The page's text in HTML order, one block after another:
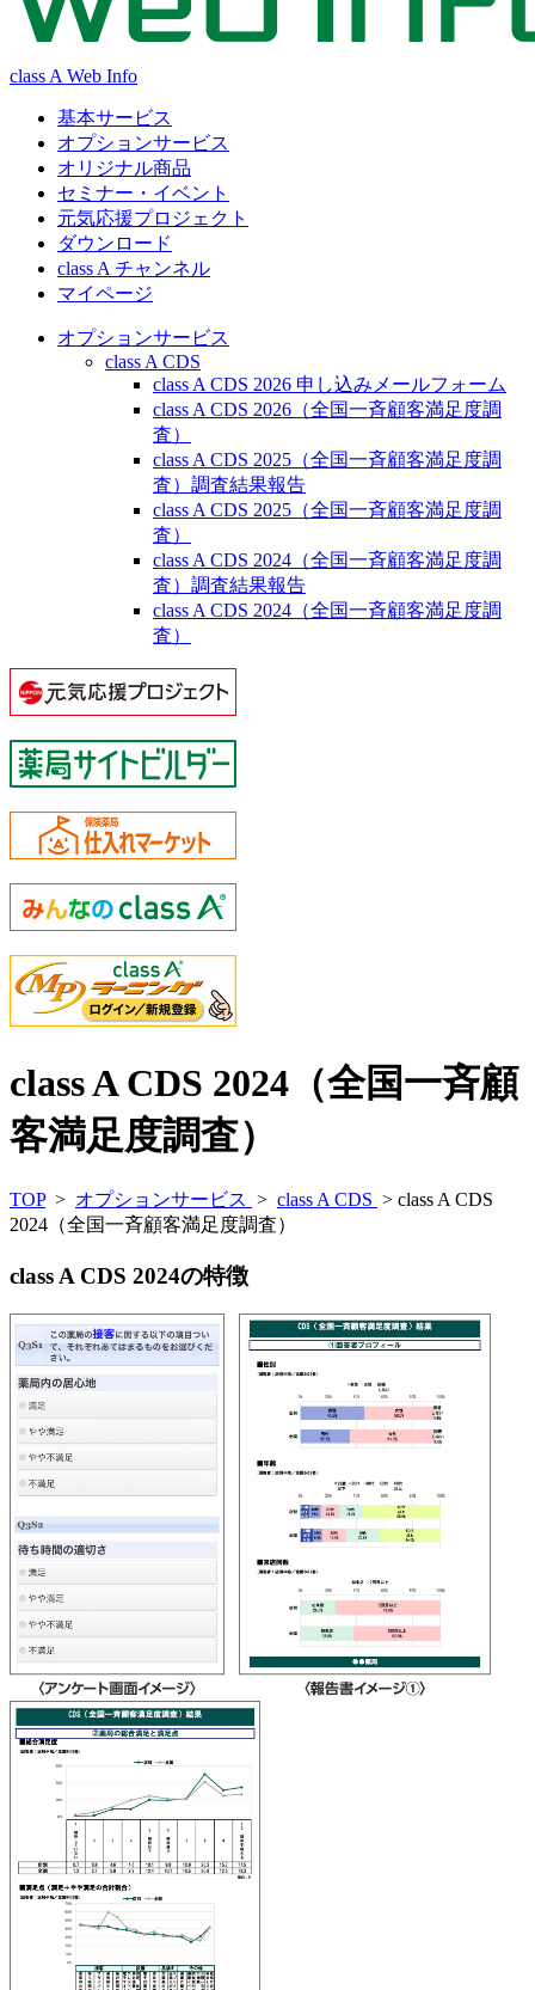
class A Web Info
基本サービス
オプションサービス
オリジナル商品
セミナー・イベント
元気応援プロジェクト
ダウンロード
class A チャンネル
マイページ
オプションサービス
class A CDS
class A CDS 2026 申し込みメールフォーム
class A CDS 2026（全国一斉顧客満足度調
査）
class A CDS 2025（全国一斉顧客満足度調
査）調査結果報告
class A CDS 2025（全国一斉顧客満足度調
査）
class A CDS 2024（全国一斉顧客満足度調
査）調査結果報告
class A CDS 2024（全国一斉顧客満足度調
査）
class A CDS 2024（全国一斉顧
客満足度調査）
TOP> オプションサービス > class A CDS > class A CDS
2024（全国一斉顧客満足度調査）
class A CDS 2024の特徴